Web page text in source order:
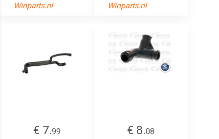
Winparts.nl
Winparts.nl
€ 7.99
€ 8.08